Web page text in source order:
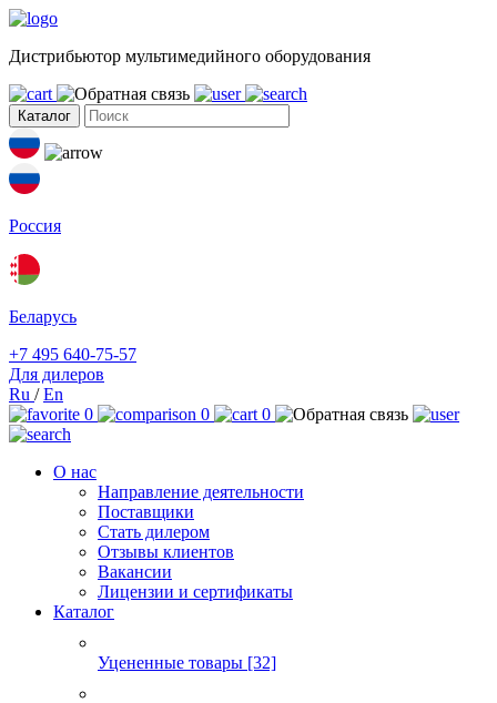
Дистрибьютор мультимедийного оборудования
Каталог
Россия
Беларусь
+7 495 640-75-57
Для дилеров
Ru /En
0
0 0
О нас
Направление деятельности
Поставщики
Стать дилером
Отзывы клиентов
Вакансии
Лицензии и сертификаты
Каталог
Уцененные товары [32]